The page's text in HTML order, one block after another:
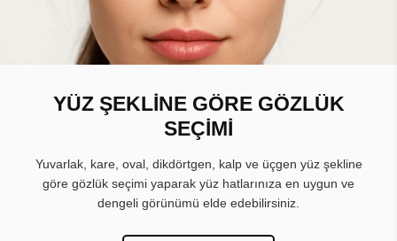
YÜZ ŞEKLİNE GÖRE GÖZLÜK
SEÇİMİ
Yuvarlak, kare, oval, dikdörtgen, kalp ve üçgen yüz şekline
göre gözlük seçimi yaparak yüz hatlarınıza en uygun ve
dengeli görünümü elde edebilirsiniz.